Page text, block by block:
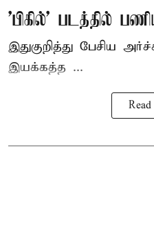
'பிகில்' படத்தில்
இதுகுறித்து பேசிய
இயக்கத்த ...